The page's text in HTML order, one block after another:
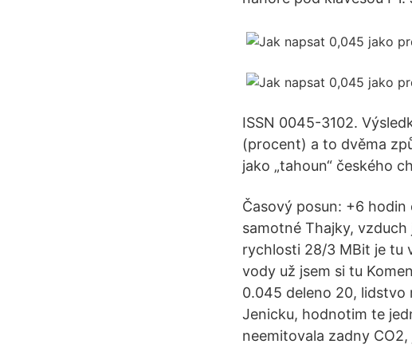
ISSN 0045-3102.
(procent) a to dvěma
jako „tahoun“ českého
Časový posun: +6 hodin
samotné Thajky,
rychlosti 28/3 MBit je tu
vody už jsem si tu
0.045 deleno 20, lidstvo
Jenicku, hodnotim te
neemitovala zadny